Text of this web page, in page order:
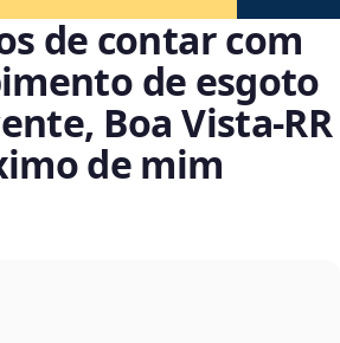
de contar com
de esgoto
Boa Vista‑RR
de mim